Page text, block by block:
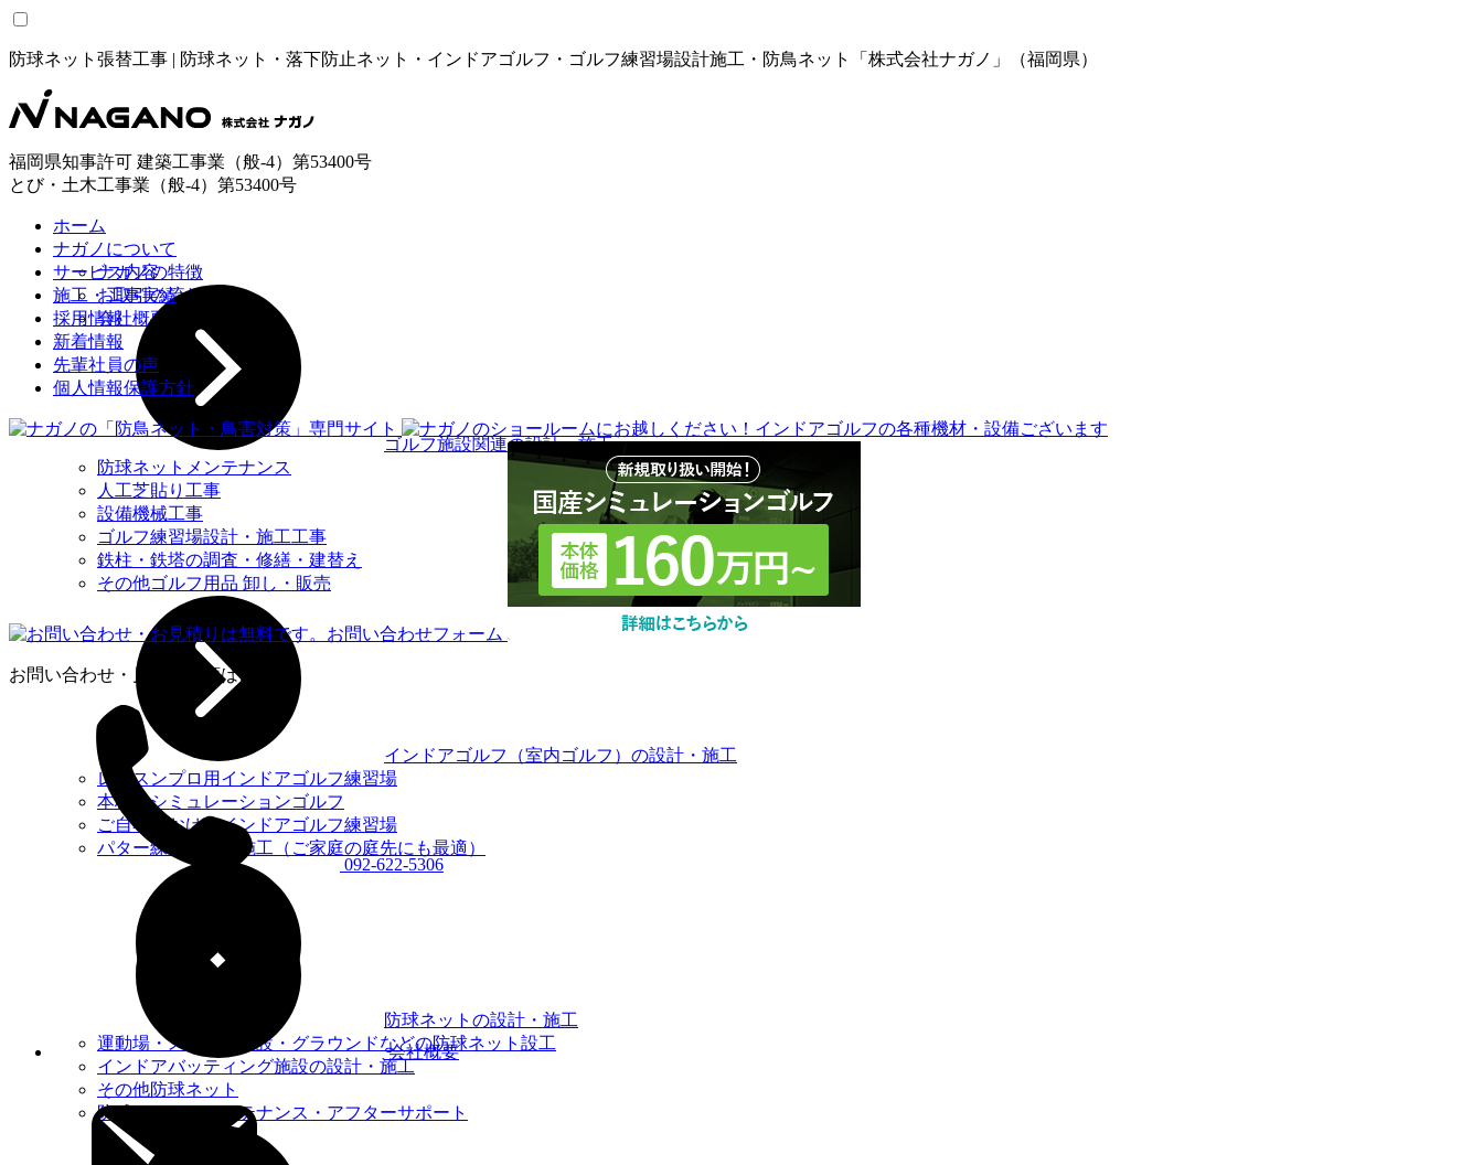
防球ネット張替工事 | 防球ネット・落下防止ネット・インドアゴルフ・ゴルフ練習場設計施工・防鳥ネット「株式会社ナガノ」（福岡県）
福岡県知事許可 建築工事業（般-4）第53400号
とび・土木工事業（般-4）第53400号
ホーム
ナガノについて
ナガノの特徴
お取引の流れ
会社概要
サービス内容
ゴルフ施設関連の設計・施工
防球ネットメンテナンス
人工芝貼り工事
設備機械工事
ゴルフ練習場設計・施工工事
鉄柱・鉄塔の調査・修繕・建替え
その他ゴルフ用品 卸し・販売
インドアゴルフ（室内ゴルフ）の設計・施工
レッスンプロ用インドアゴルフ練習場
本格的シミュレーションゴルフ
ご自宅におけるインドアゴルフ練習場
パター練習場設計施工（ご家庭の庭先にも最適）
防球ネットの設計・施工
運動場・スポーツ施設・グラウンドなどの防球ネット設⼯
インドアバッティング施設の設計・施工
その他防球ネット
防球ネットのメンテナンス・アフターサポート
施工・工事実績
採用情報
新着情報
先輩社員の声
個人情報保護方針
お問い合わせ・見積り依頼はこちら
092-622-5306
会社概要